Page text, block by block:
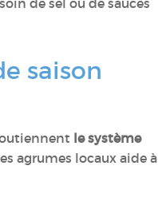
de sel ou de sauces
saison
le système
agrumes locaux aide à